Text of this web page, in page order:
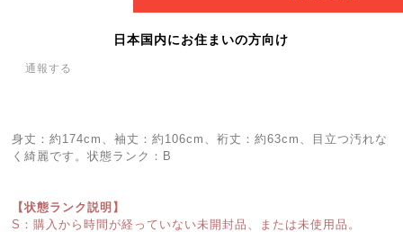
日本国内にお住まいの方向け
通報する
身丈：約174cm、袖丈：約106cm、裄丈：約63cm、目立つ汚れな
く綺麗です。状態ランク：B
【状態ランク説明】
S：購入から時間が経っていない未開封品、または未使用品。